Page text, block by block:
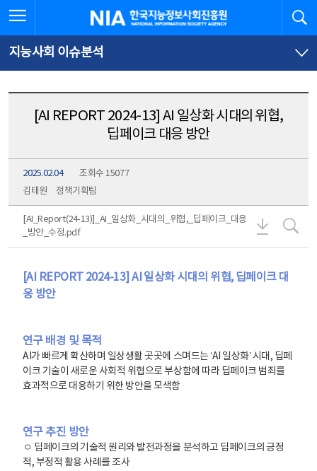
문
로
가
체
뉴
바
가
한국지능정보사회진흥원
지능사회 이슈분석
[AI REPORT 2024-13] AI 일상화 시대의 위협,
딥페이크 대응 방안
2025.02.04
조회수 15077
김태원
정책기획팀
[AI_Report(24-13)]_AI_일상화_시대의_위협,_딥페이크_대응
_방안_수정.pdf
[AI REPORT 2024-13] AI 일상화 시대의 위협, 딥페이크 대
응 방안
연구 배경 및 목적
​​AI가 빠르게 확산하며 일상생활 곳곳에 스며드는 ‘AI 일상화’ 시대, 딥페
이크 기술이 새로운 사회적 위협으로 부상함에 따라 딥페이크 범죄를
효과적으로 대응하기 위한 방안을 모색함
연구 추진 방안
ㅇ 딥페이크의 기술적 원리와 발전과정을 분석하고 딥페이크의 긍정
적, 부정적 활용 사례를 조사